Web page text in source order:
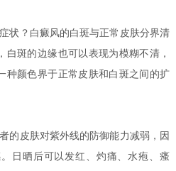
状？ 白癜风的白斑与正常皮肤分界清
斑的边缘也可以表现为模糊不清，
种颜色界于正常皮肤和白斑之间的扩
皮肤对紫外线的防御能力减弱，因
日晒后可以发红、灼痛、水疱、瘙